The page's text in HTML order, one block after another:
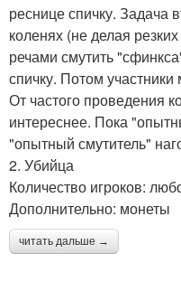
реснице спичку. Задача
коленях (не делая
речами смутить
спичку. Потом
От частого проведения
интереснее. Пока
"опытный смутитель"
2. Убийца
Количество игроков:
Дополнительно: монеты
читать дальше →